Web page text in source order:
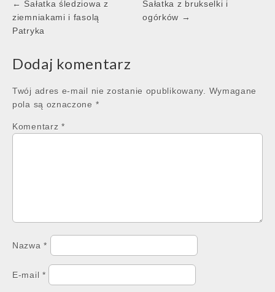
Post
navigation
← Sałatka śledziowa z
ziemniakami i fasolą
Patryka
Sałatka z brukselki i
ogórków →
Dodaj komentarz
Twój adres e-mail nie zostanie opublikowany.
Wymagane
pola są oznaczone *
Komentarz *
Nazwa*
E-mail *